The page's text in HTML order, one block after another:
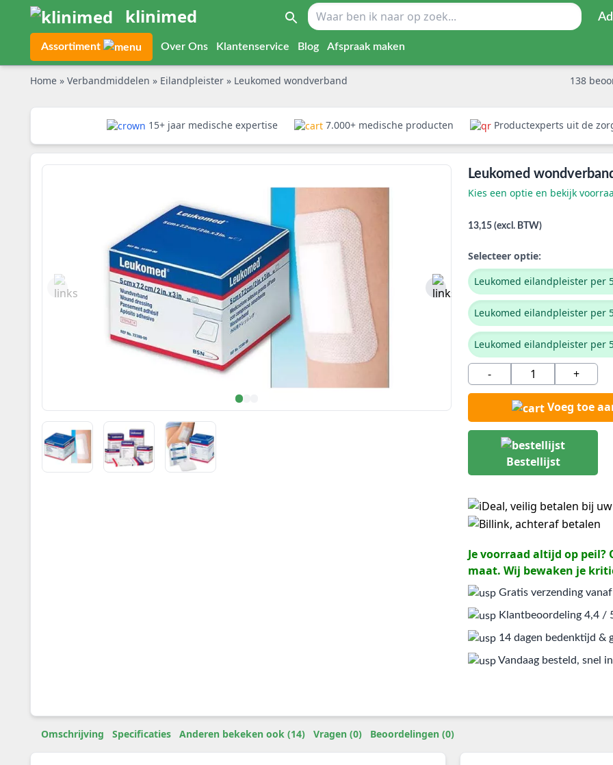
klinimed
Assortiment Over Ons Klantenservice Blog Afspraak maken
Home » Verbandmiddelen » Eilandpleister » Leukomed wondverband 138
15+ jaar medische expertise 7.000+ medische producten Productexperts uit de
Leukomed
Kies een optie en bekijk
13,15 (excl. BTW)
Selecteer optie:
Leukomed eilandpleister per
Leukomed eilandpleister per
Leukomed eilandpleister per
- +
Voeg toe
Bestellijst
Je voorraad altijd op peil?
maat. Wij bewaken je
Gratis verzending
Klantbeoordeling 4,4 /
14 dagen bedenktijd &
Vandaag besteld, snel
Omschrijving Specificaties Anderen bekeken ook (14) Vragen (0) Beoordelingen (0)